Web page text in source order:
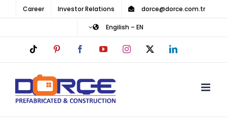
content
dorce@dorce.com.tr
Investor Relations
Career
Engilish – EN
LinkedIn
X
Instagram
YouTube
Facebook
Pinterest